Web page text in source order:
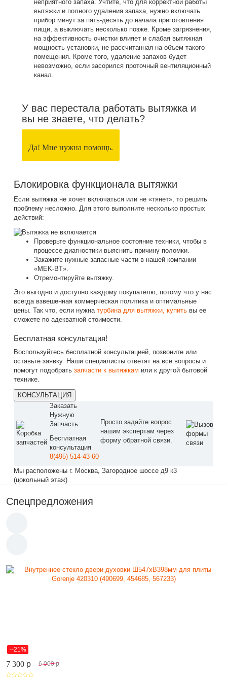
неприятного запаха. Учтите, что для корректной работы
вытяжки и полного удаления запаха, нужно включать
прибор минут за пять-десять до начала приготовления
пищи, а выключать несколько позже. Кроме загрязнения,
на эффективность очистки влияет и слабая вытяжная
мощность установки, не рассчитанная на объем такого
помещения. Кроме того, удаление запахов будет
невозможно, если засорился проточный вентиляционный
канал.
У вас перестала работать вытяжка и
вы не знаете, что делать?
Да! Мне нужна помощь.
Блокировка функционала вытяжки
Если вытяжка не хочет включаться или не «тянет», то решить
проблему несложно. Для этого выполните несколько простых
действий:
Проверьте функциональное состояние техники, чтобы в
процессе диагностики выяснить причину поломки.
Закажите нужные запасные части в нашей компании
«MEK-BT».
Отремонтируйте вытяжку.
Это выгодно и доступно каждому покупателю, потому что у нас
всегда взвешенная коммерческая политика и оптимальные
цены. Так что, если нужна турбина для вытяжки, купить вы ее
сможете по адекватной стоимости.
Бесплатная консультация!
Воспользуйтесь бесплатной консультацией, позвоните или
оставьте заявку. Наши специалисты ответят на все вопросы и
помогут подобрать запчасти к вытяжкам или к другой бытовой
технике.
КОНСУЛЬТАЦИЯ
Заказать
Нужную
Запчасть
Бесплатная
консультация
8(495) 514-43-60
Просто задайте вопрос
нашим экспертам через
форму обратной связи.
Мы расположены г. Москва, Загородное шоссе д9 к3
(цокольный этаж)
Спецпредложения
--21%
7 300 p 6 000 p